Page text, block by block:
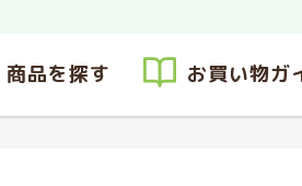
商品を探す お買い物ガ